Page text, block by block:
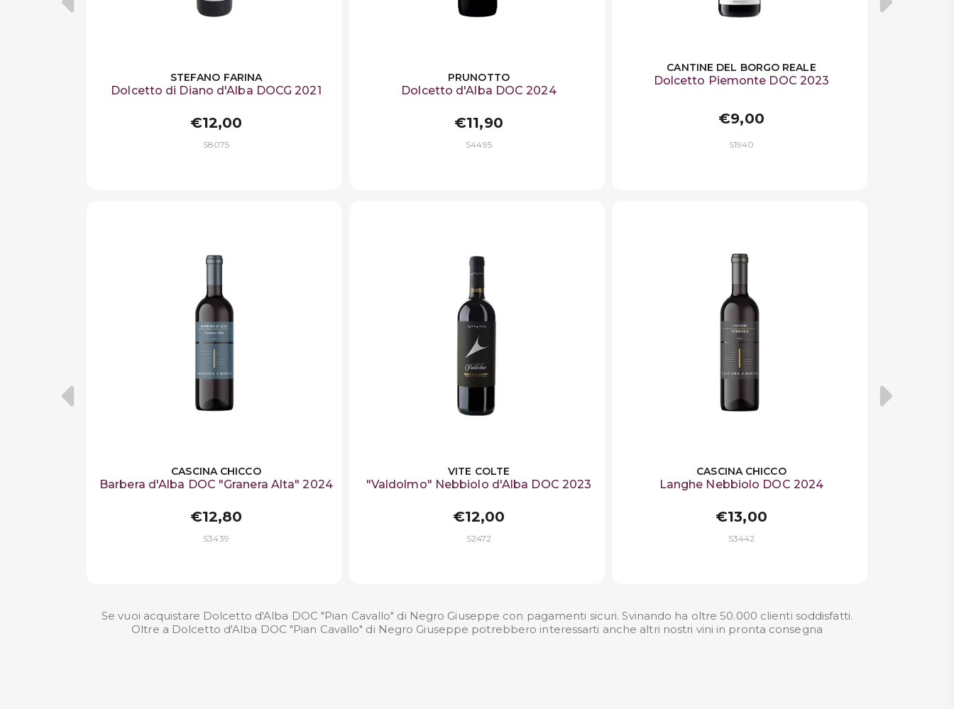
STEFANO FARINA
Dolcetto di Diano d'Alba DOCG 2021
€12,00
S8075
PRUNOTTO
Dolcetto d'Alba DOC 2024
€11,90
S4495
CANTINE DEL BORGO REALE
Dolcetto Piemonte DOC 2023
€9,00
S1940
CASCINA CHICCO
Barbera d'Alba DOC "Granera Alta" 2024
€12,80
S3439
VITE COLTE
"Valdolmo" Nebbiolo d'Alba DOC 2023
€12,00
S2472
CASCINA CHICCO
Langhe Nebbiolo DOC 2024
€13,00
S3442
Se vuoi acquistare Dolcetto d'Alba DOC "Pian Cavallo" di Negro Giuseppe con pagamenti sicuri. Svinando ha oltre 50.000 clienti soddisfatti.
Oltre a Dolcetto d'Alba DOC "Pian Cavallo" di Negro Giuseppe potrebbero interessarti anche altri nostri vini in pronta consegna